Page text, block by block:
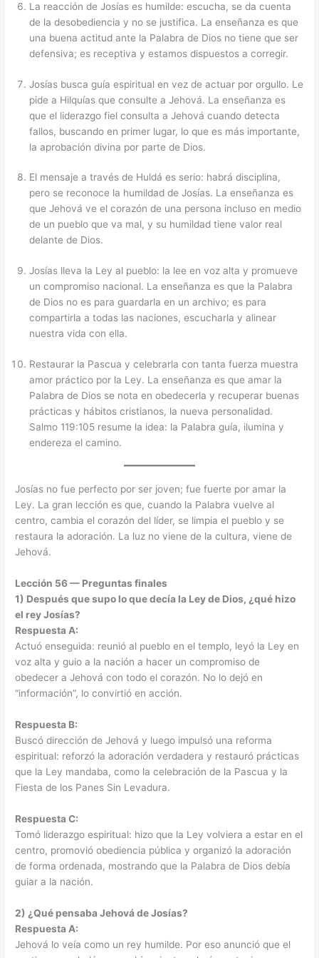
La reacción de Josías es humilde: escucha, se da cuenta
de la desobediencia y no se justifica. La enseñanza es que
una buena actitud ante la Palabra de Dios no tiene que ser
defensiva; es receptiva y estamos dispuestos a corregir.
Josías busca guía espiritual en vez de actuar por orgullo. Le
pide a Hilquías que consulte a Jehová. La enseñanza es
que el liderazgo fiel consulta a Jehová cuando detecta
fallos, buscando en primer lugar, lo que es más importante,
la aprobación divina por parte de Dios.
El mensaje a través de Huldá es serio: habrá disciplina,
pero se reconoce la humildad de Josías. La enseñanza es
que Jehová ve el corazón de una persona incluso en medio
de un pueblo que va mal, y su humildad tiene valor real
delante de Dios.
Josías lleva la Ley al pueblo: la lee en voz alta y promueve
un compromiso nacional. La enseñanza es que la Palabra
de Dios no es para guardarla en un archivo; es para
compartirla a todas las naciones, escucharla y alinear
nuestra vida con ella.
Restaurar la Pascua y celebrarla con tanta fuerza muestra
amor práctico por la Ley. La enseñanza es que amar la
Palabra de Dios se nota en obedecerla y recuperar buenas
prácticas y hábitos cristianos, la nueva personalidad.
Salmo 119:105 resume la idea: la Palabra guía, ilumina y
endereza el camino.
Josías no fue perfecto por ser joven; fue fuerte por amar la
Ley. La gran lección es que, cuando la Palabra vuelve al
centro, cambia el corazón del líder, se limpia el pueblo y se
restaura la adoración. La luz no viene de la cultura, viene de
Jehová.
Lección 56 — Preguntas finales
1) Después que supo lo que decía la Ley de Dios, ¿qué hizo
el rey Josías?
Respuesta A:
Actuó enseguida: reunió al pueblo en el templo, leyó la Ley en
voz alta y guio a la nación a hacer un compromiso de
obedecer a Jehová con todo el corazón. No lo dejó en
“información”, lo convirtió en acción.
Respuesta B:
Buscó dirección de Jehová y luego impulsó una reforma
espiritual: reforzó la adoración verdadera y restauró prácticas
que la Ley mandaba, como la celebración de la Pascua y la
Fiesta de los Panes Sin Levadura.
Respuesta C:
Tomó liderazgo espiritual: hizo que la Ley volviera a estar en el
centro, promovió obediencia pública y organizó la adoración
de forma ordenada, mostrando que la Palabra de Dios debía
guiar a la nación.
2) ¿Qué pensaba Jehová de Josías?
Respuesta A:
Jehová lo veía como un rey humilde. Por eso anunció que el